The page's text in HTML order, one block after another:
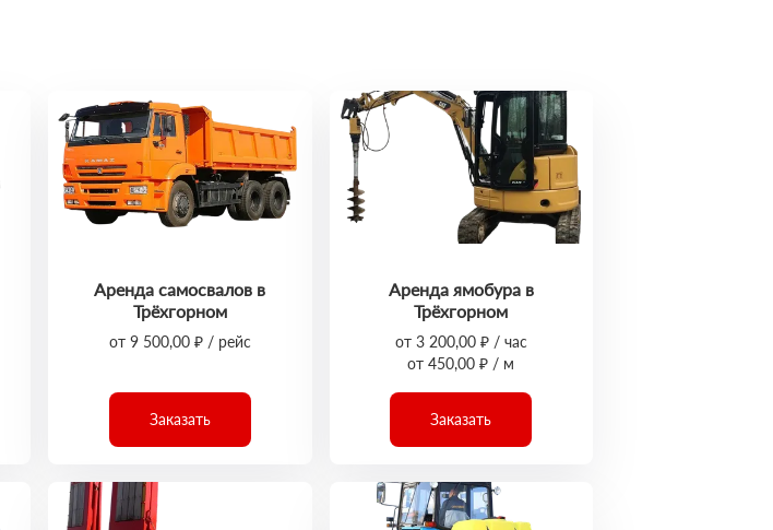
Аренда самосвалов в
Трёхгорном
от 9 500,00 ₽ / рейс
Заказать
Аренда ямобура в
Трёхгорном
от 3 200,00 ₽ / час
от 450,00 ₽ / м
Заказать